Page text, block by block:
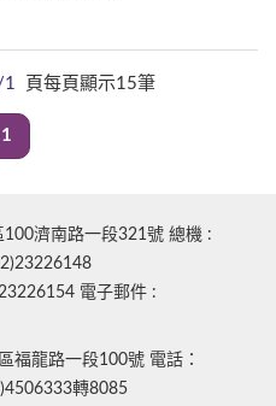
1 頁每頁顯示15筆
1
濟南路一段321號 總機 :
電子郵件 :
福龍路一段100號 電話：
轉8085